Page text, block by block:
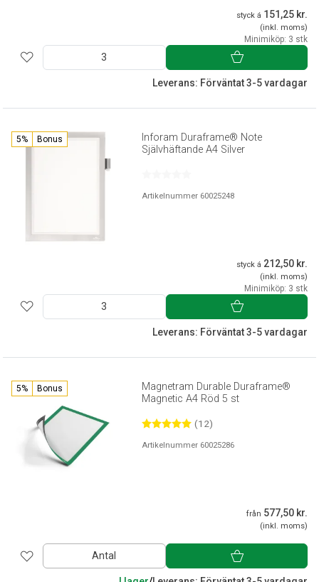
styck á 151,25 kr.
(inkl. moms)
Minimiköp: 3 stk
Leverans: Förväntat 3-5 vardagar
5% Bonus
Inforam Duraframe® Note
Självhäftande A4 Silver
Artikelnummer 60025248
styck á 212,50 kr.
(inkl. moms)
Minimiköp: 3 stk
Leverans: Förväntat 3-5 vardagar
5% Bonus
Magnetram Durable Duraframe®
Magnetic A4 Röd 5 st
(12)
Artikelnummer 60025286
från 577,50 kr.
(inkl. moms)
Antal